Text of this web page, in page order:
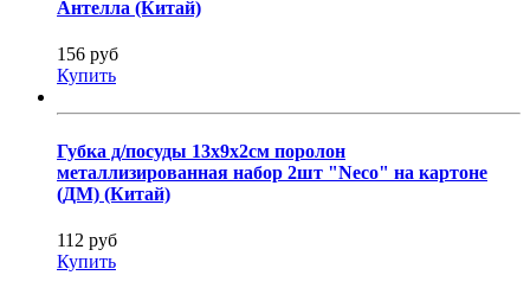
Антелла (Китай)
156 руб
Купить
Губка д/посуды 13х9х2см поролон
металлизированная набор 2шт "Neco" на картоне
(ДМ) (Китай)
112 руб
Купить